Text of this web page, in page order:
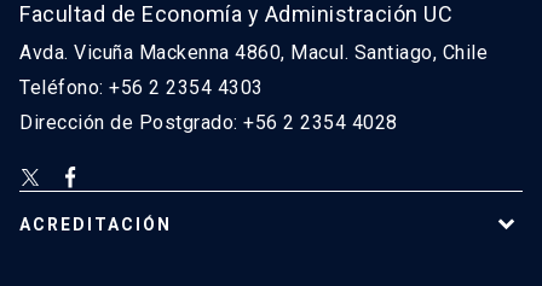
Facultad de Economía y Administración UC
Avda. Vicuña Mackenna 4860, Macul. Santiago, Chile
Teléfono: +56 2 2354 4303
Dirección de Postgrado: +56 2 2354 4028
ACREDITACIÓN